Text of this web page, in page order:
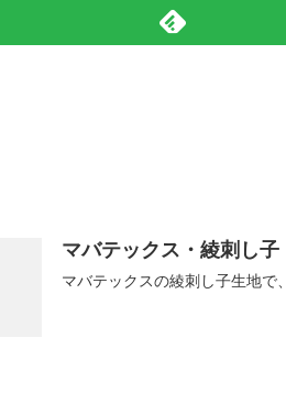
マバテックス・綾刺し子
マバテックスの綾刺し子生地で